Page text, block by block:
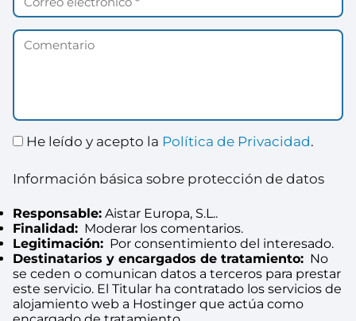
He leído y acepto la Política de Privacidad.
Información básica sobre protección de datos
Responsable: Aistar Europa, S.L..
Finalidad: Moderar los comentarios.
Legitimación: Por consentimiento del interesado.
Destinatarios y encargados de tratamiento: No
se ceden o comunican datos a terceros para prestar
este servicio. El Titular ha contratado los servicios de
alojamiento web a Hostinger que actúa como